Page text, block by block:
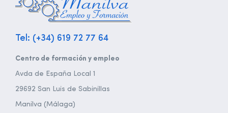
Tel: (+34) 619 72 77 64
Centro de formación y empleo
Avda de España Local 1
29692 San Luis de Sabinillas
Manilva (Málaga)